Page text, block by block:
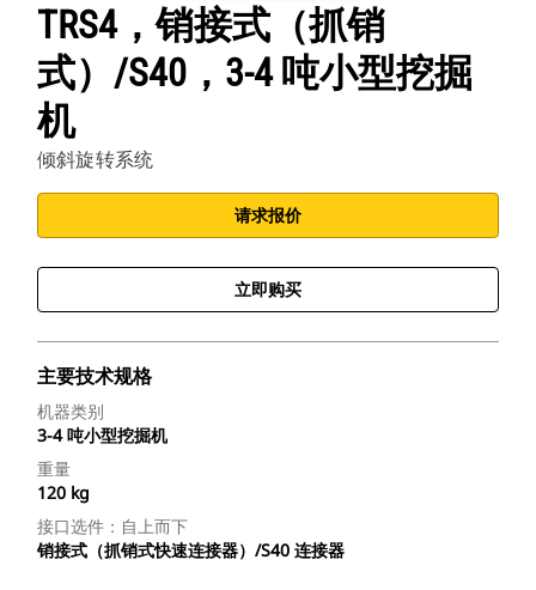
TRS4，销接式（抓销
式）/S40，3-4 吨小型挖掘
机
倾斜旋转系统
请求报价
立即购买
主要技术规格
机器类别
3-4 吨小型挖掘机
重量
120 kg
接口选件：自上而下
销接式（抓销式快速连接器）/S40 连接器